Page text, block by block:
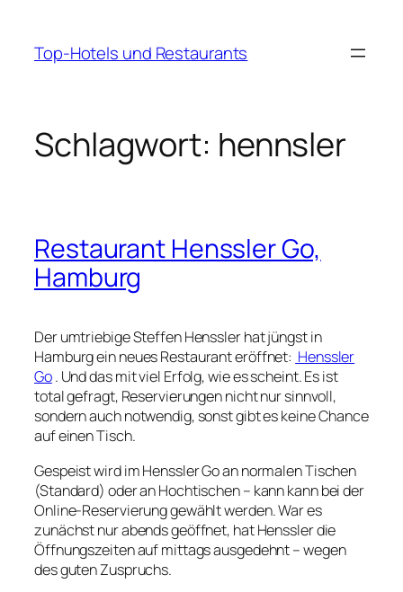
springen
Top-Hotels und Restaurants
Schlagwort: hennsler
Restaurant Henssler Go,
Hamburg
Der umtriebige Steffen Henssler hat jüngst in
Hamburg ein neues Restaurant eröffnet: Henssler
Go. Und das mit viel Erfolg, wie es scheint. Es ist
total gefragt, Reservierungen nicht nur sinnvoll,
sondern auch notwendig, sonst gibt es keine Chance
auf einen Tisch.
Gespeist wird im Henssler Go an normalen Tischen
(Standard) oder an Hochtischen – kann kann bei der
Online-Reservierung gewählt werden. War es
zunächst nur abends geöffnet, hat Henssler die
Öffnungszeiten auf mittags ausgedehnt – wegen
des guten Zuspruchs.